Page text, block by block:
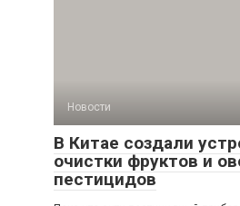
Новости
В Китае создали
очистки фруктов и
пестицидов